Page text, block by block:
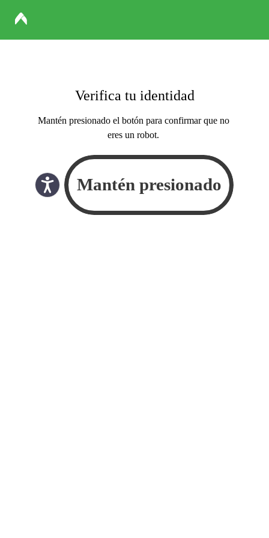
Verifica tu identidad
Mantén presionado el botón para confirmar que no
eres un robot.